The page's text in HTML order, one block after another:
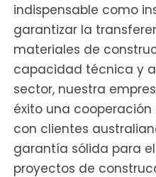
indispensable como
garantizar la
materiales de
capacidad técnica y
sector, nuestra
éxito una
con clientes
garantía sólida para
proyectos de